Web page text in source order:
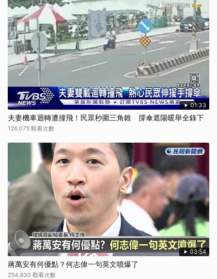
01:33
夫妻機車迴轉遭撞飛！民眾秒圍三角錐 撐傘遮陽暖舉全錄下
126,075 觀看次數
03:54
蔣萬安有何優點？何志偉一句英文噴爆了
254,930 觀看次數